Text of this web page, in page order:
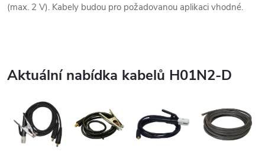
(max. 2 V). Kabely budou pro požadovanou aplikaci vhodné.
Aktuální nabídka kabelů H01N2-D